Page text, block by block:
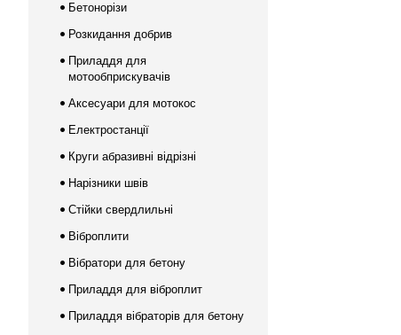
Бетонорізи
Розкидання добрив
Приладдя для
мотообприскувачів
Аксесуари для мотокос
Електростанції
Круги абразивні відрізні
Нарізники швів
Стійки свердлильні
Віброплити
Вібратори для бетону
Приладдя для віброплит
Приладдя вібраторів для бетону